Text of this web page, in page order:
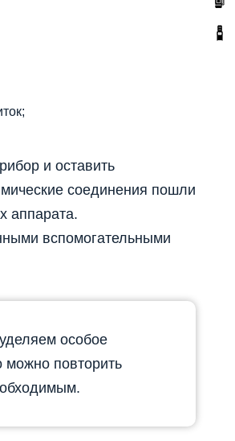
и оставить
соединения пошли
аппарата.
вспомогательными
особое
можно повторить